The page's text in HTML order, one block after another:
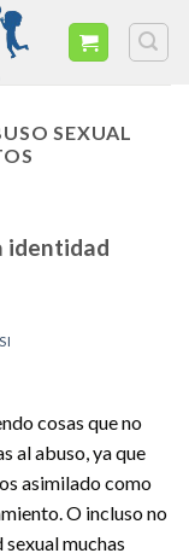
SEXUAL
identidad
cosas que no
al abuso, ya que
asimilado como
O incluso no
muchas